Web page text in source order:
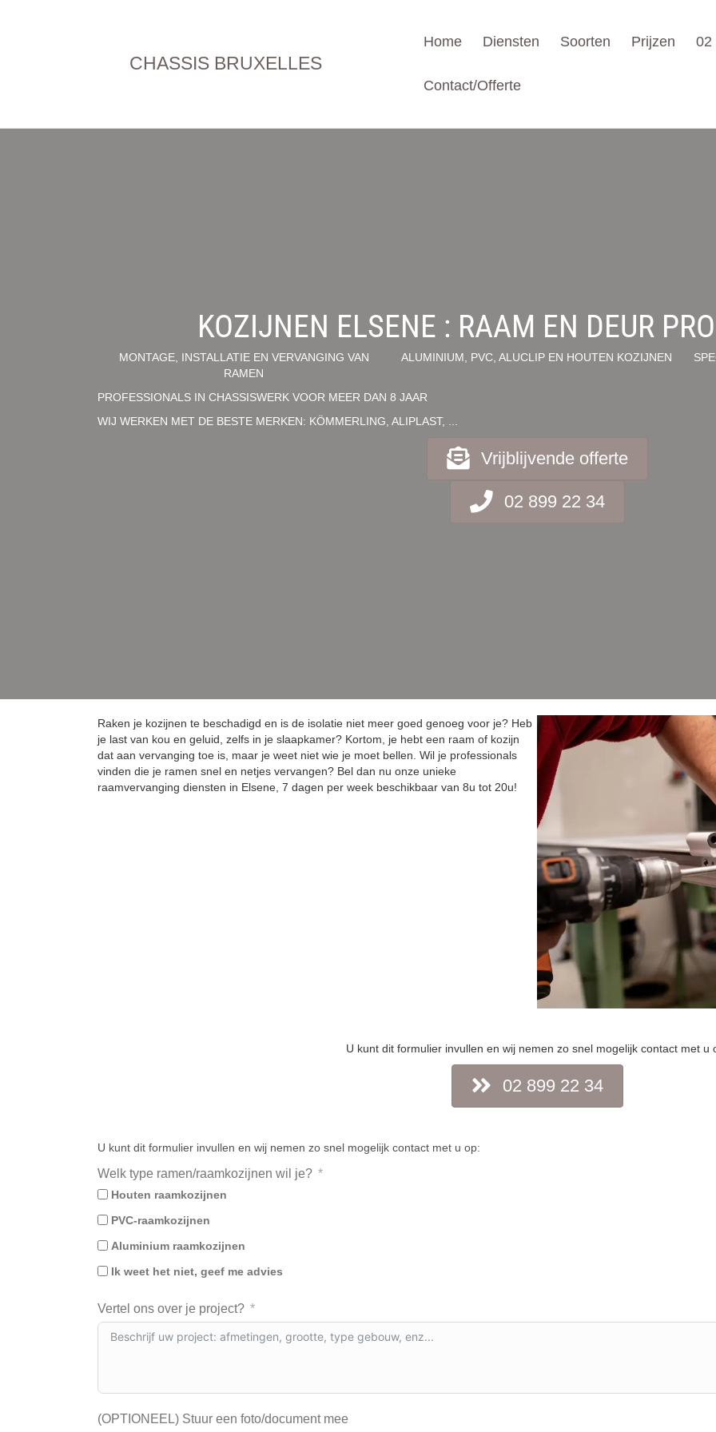
CHASSIS BRUXELLES
Home Diensten Soorten Prijzen 02
Contact/Offerte
KOZIJNEN ELSENE : RAAM EN DEUR
MONTAGE, INSTALLATIE EN VERVANGING VAN
RAMEN
ALUMINIUM, PVC, ALUCLIP EN HOUTEN KOZIJNEN
PROFESSIONALS IN CHASSISWERK VOOR MEER DAN 8 JAAR
WIJ WERKEN MET DE BESTE MERKEN: KÖMMERLING, ALIPLAST, ...
Vrijblijvende offerte
02 899 22 34
Raken je kozijnen te beschadigd en is de isolatie niet meer goed genoeg voor je? Heb
je last van kou en geluid, zelfs in je slaapkamer? Kortom, je hebt een raam of kozijn
dat aan vervanging toe is, maar je weet niet wie je moet bellen. Wil je professionals
vinden die je ramen snel en netjes vervangen? Bel dan nu onze unieke
raamvervanging diensten in Elsene, 7 dagen per week beschikbaar van 8u tot 20u!
U kunt dit formulier invullen en wij nemen zo snel mogelijk contact met u
02 899 22 34
U kunt dit formulier invullen en wij nemen zo snel mogelijk contact met u op:
Welk type ramen/raamkozijnen wil je?
Houten raamkozijnen
PVC-raamkozijnen
Aluminium raamkozijnen
Ik weet het niet, geef me advies
Vertel ons over je project?
(OPTIONEEL) Stuur een foto/document mee